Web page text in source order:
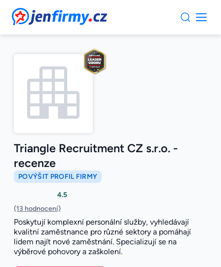
JenFirmy.cz
Triangle Recruitment CZ s.r.o. -
recenze
POVÝŠIT PROFIL FIRMY
4.5
(13 hodnocení)
Poskytují komplexní personální služby, vyhledávají
kvalitní zaměstnance pro různé sektory a pomáhají
lidem najít nové zaměstnání. Specializují se na
výběrové pohovory a zaškolení.